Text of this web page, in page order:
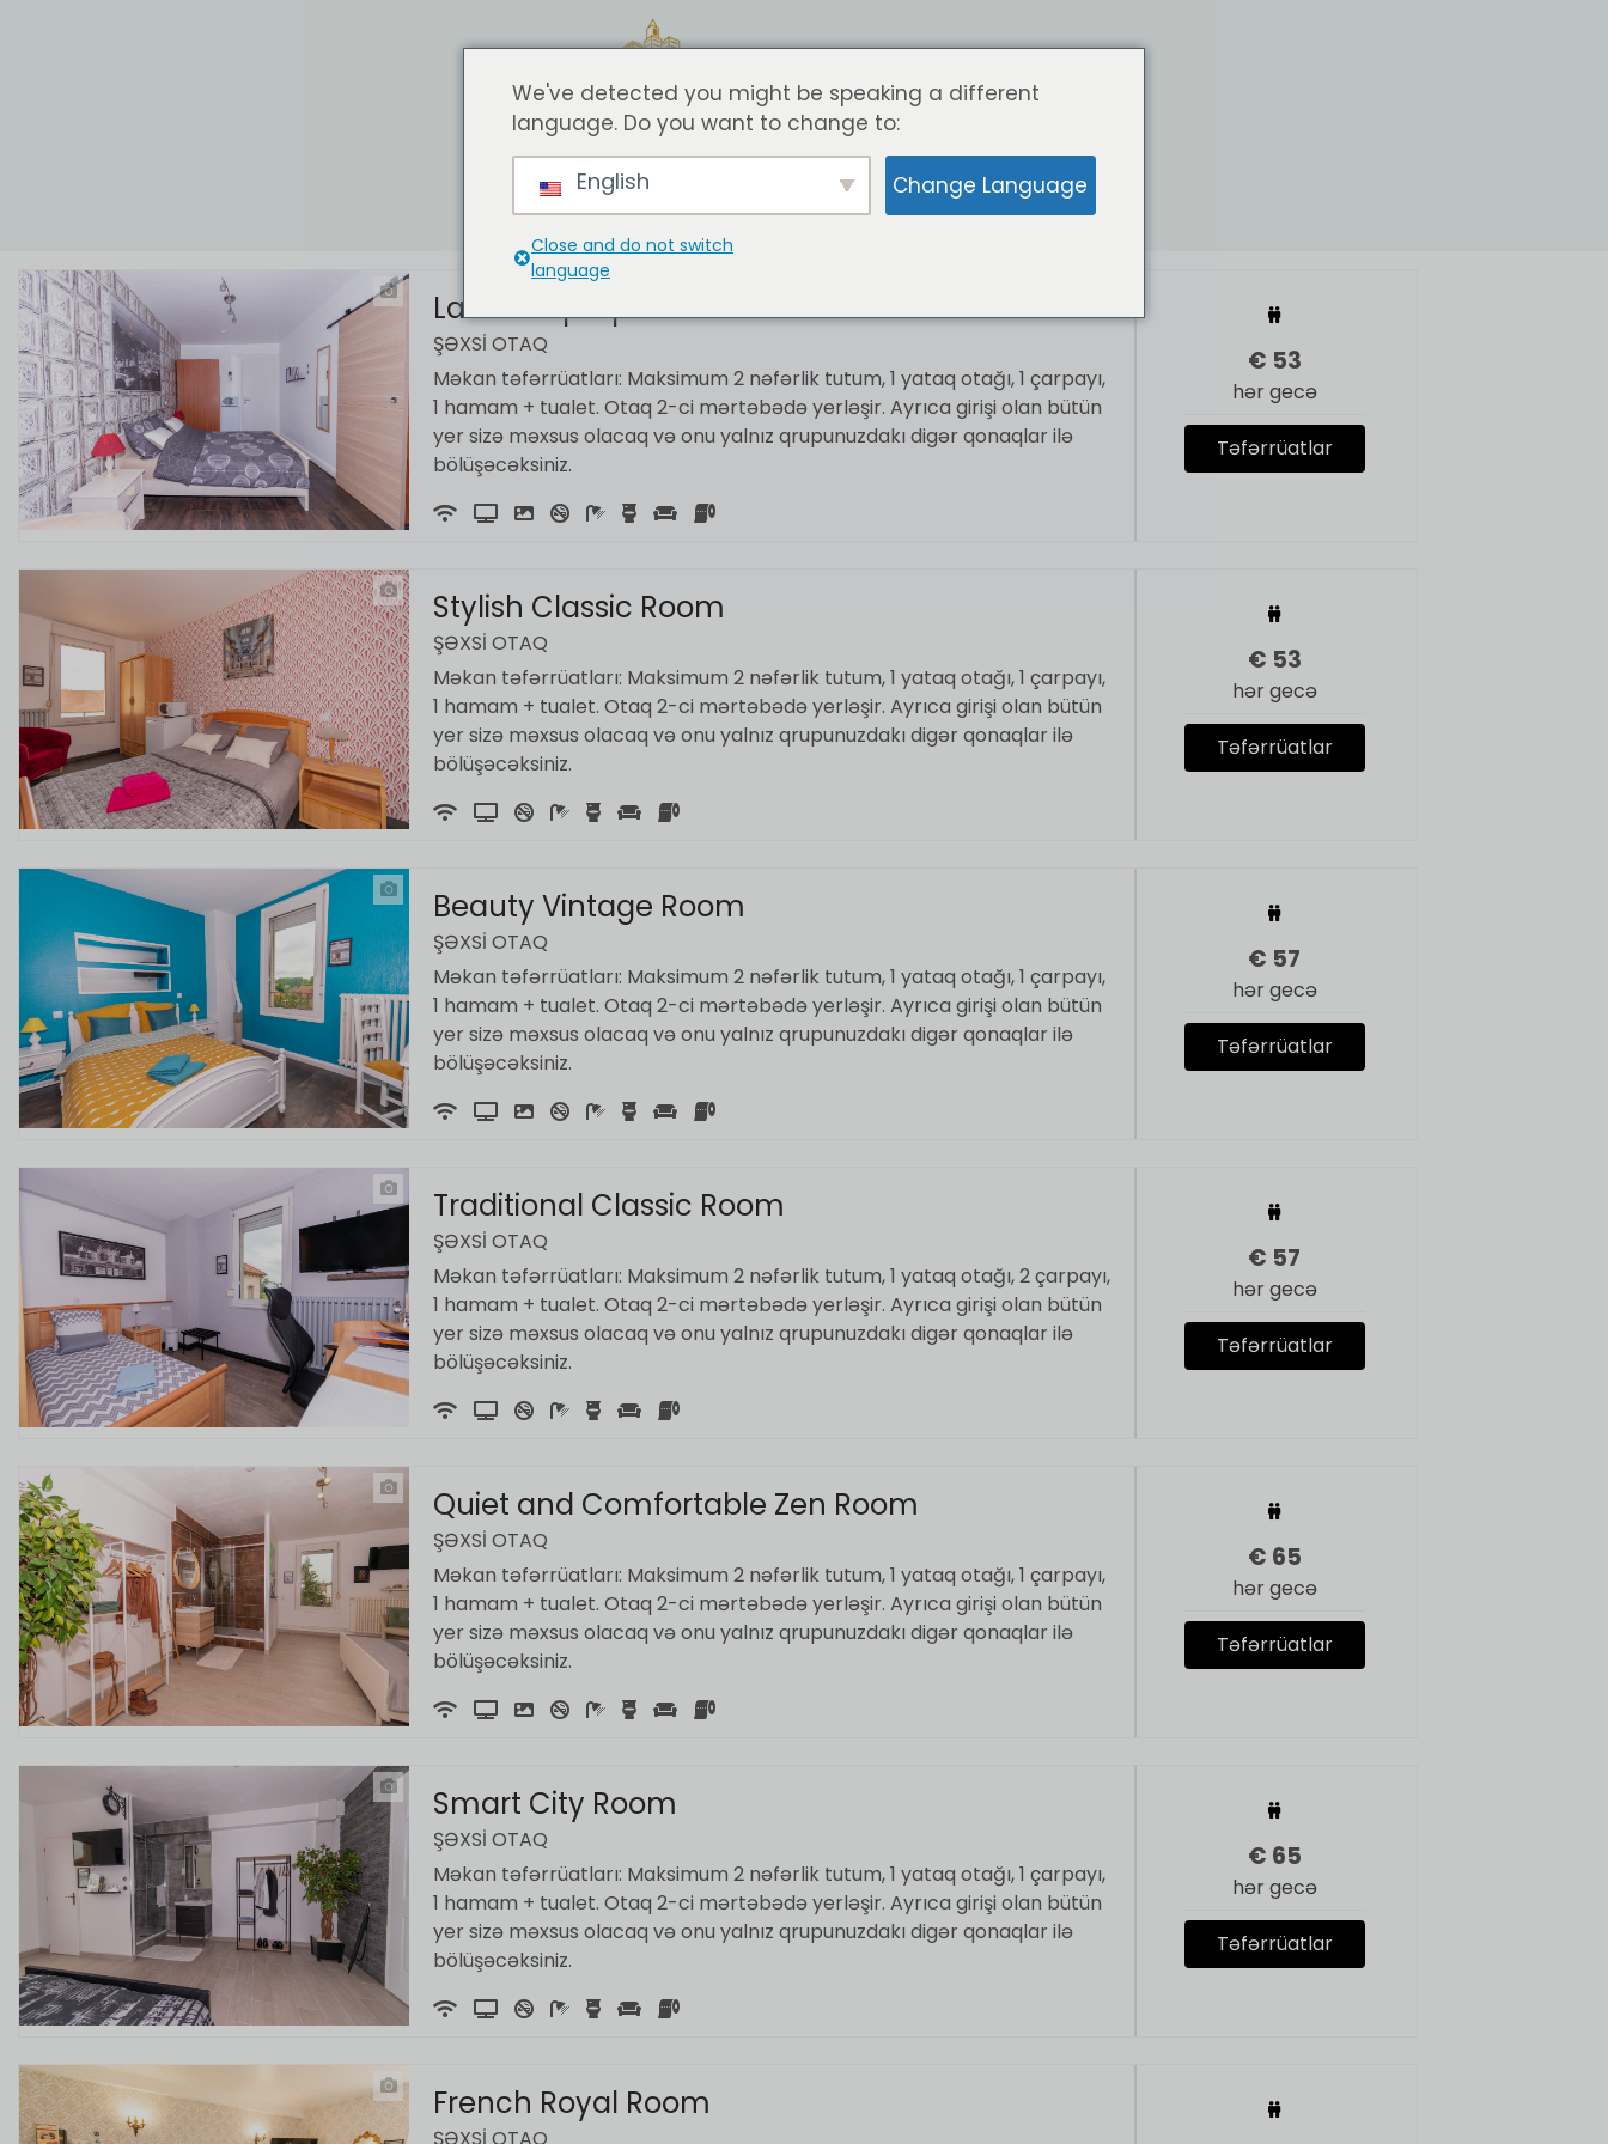
Private & Comfortable Apartments
La Belle Epoque Room
ŞƏXSI OTAQ
Məkan təfərrüatları: Maksimum 2 nəfərlik tutum, 1 yataq otağı, 1 çarpayı,
1 hamam + tualet. Otaq 2-ci mərtəbədə yerləşir. Ayrıca girişi olan bütün
yer sizə məxsus olacaq və onu yalnız qrupunuzdakı digər qonaqlar ilə
bölüşəcəksiniz.
€ 53
hər gecə
Təfərrüatlar
Stylish Classic Room
ŞƏXSI OTAQ
Məkan təfərrüatları: Maksimum 2 nəfərlik tutum, 1 yataq otağı, 1 çarpayı,
1 hamam + tualet. Otaq 2-ci mərtəbədə yerləşir. Ayrıca girişi olan bütün
yer sizə məxsus olacaq və onu yalnız qrupunuzdakı digər qonaqlar ilə
bölüşəcəksiniz.
€ 53
hər gecə
Təfərrüatlar
Beauty Vintage Room
ŞƏXSI OTAQ
Məkan təfərrüatları: Maksimum 2 nəfərlik tutum, 1 yataq otağı, 1 çarpayı,
1 hamam + tualet. Otaq 2-ci mərtəbədə yerləşir. Ayrıca girişi olan bütün
yer sizə məxsus olacaq və onu yalnız qrupunuzdakı digər qonaqlar ilə
bölüşəcəksiniz.
€ 57
hər gecə
Təfərrüatlar
Traditional Classic Room
ŞƏXSI OTAQ
Məkan təfərrüatları: Maksimum 2 nəfərlik tutum, 1 yataq otağı, 2 çarpayı,
1 hamam + tualet. Otaq 2-ci mərtəbədə yerləşir. Ayrıca girişi olan bütün
yer sizə məxsus olacaq və onu yalnız qrupunuzdakı digər qonaqlar ilə
bölüşəcəksiniz.
€ 57
hər gecə
Təfərrüatlar
Quiet and Comfortable Zen Room
ŞƏXSI OTAQ
Məkan təfərrüatları: Maksimum 2 nəfərlik tutum, 1 yataq otağı, 1 çarpayı,
1 hamam + tualet. Otaq 2-ci mərtəbədə yerləşir. Ayrıca girişi olan bütün
yer sizə məxsus olacaq və onu yalnız qrupunuzdakı digər qonaqlar ilə
bölüşəcəksiniz.
€ 65
hər gecə
Təfərrüatlar
Smart City Room
ŞƏXSI OTAQ
Məkan təfərrüatları: Maksimum 2 nəfərlik tutum, 1 yataq otağı, 1 çarpayı,
1 hamam + tualet. Otaq 2-ci mərtəbədə yerləşir. Ayrıca girişi olan bütün
yer sizə məxsus olacaq və onu yalnız qrupunuzdakı digər qonaqlar ilə
bölüşəcəksiniz.
€ 65
hər gecə
Təfərrüatlar
French Royal Room
We've detected you might be speaking a different
language. Do you want to change to:
English Change Language
Close and do not switch
language